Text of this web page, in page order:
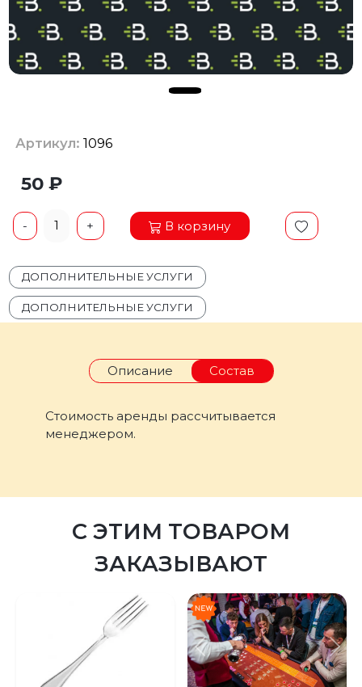
Артикул: 1096
50 ₽
- 1 + В корзину
ДОПОЛНИТЕЛЬНЫЕ УСЛУГИ
ДОПОЛНИТЕЛЬНЫЕ УСЛУГИ
Описание Состав
Стоимость аренды рассчитывается
менеджером.
С ЭТИМ ТОВАРОМ
ЗАКАЗЫВАЮТ
Предыдущий